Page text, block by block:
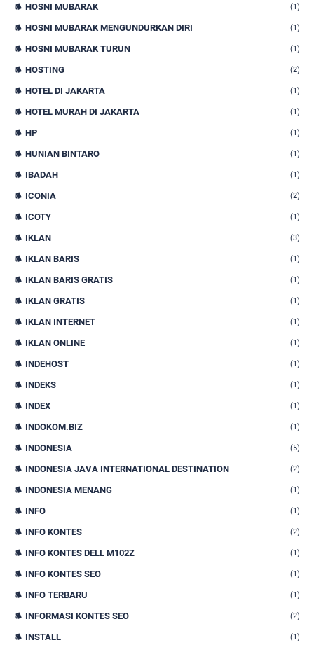
HOSNI MUBARAK (1)
HOSNI MUBARAK MENGUNDURKAN DIRI (1)
HOSNI MUBARAK TURUN (1)
HOSTING (2)
HOTEL DI JAKARTA (1)
HOTEL MURAH DI JAKARTA (1)
HP (1)
HUNIAN BINTARO (1)
IBADAH (1)
ICONIA (2)
ICOTY (1)
IKLAN (3)
IKLAN BARIS (1)
IKLAN BARIS GRATIS (1)
IKLAN GRATIS (1)
IKLAN INTERNET (1)
IKLAN ONLINE (1)
INDEHOST (1)
INDEKS (1)
INDEX (1)
INDOKOM.BIZ (1)
INDONESIA (5)
INDONESIA JAVA INTERNATIONAL DESTINATION (2)
INDONESIA MENANG (1)
INFO (1)
INFO KONTES (2)
INFO KONTES DELL M102Z (1)
INFO KONTES SEO (1)
INFO TERBARU (1)
INFORMASI KONTES SEO (2)
INSTALL (1)